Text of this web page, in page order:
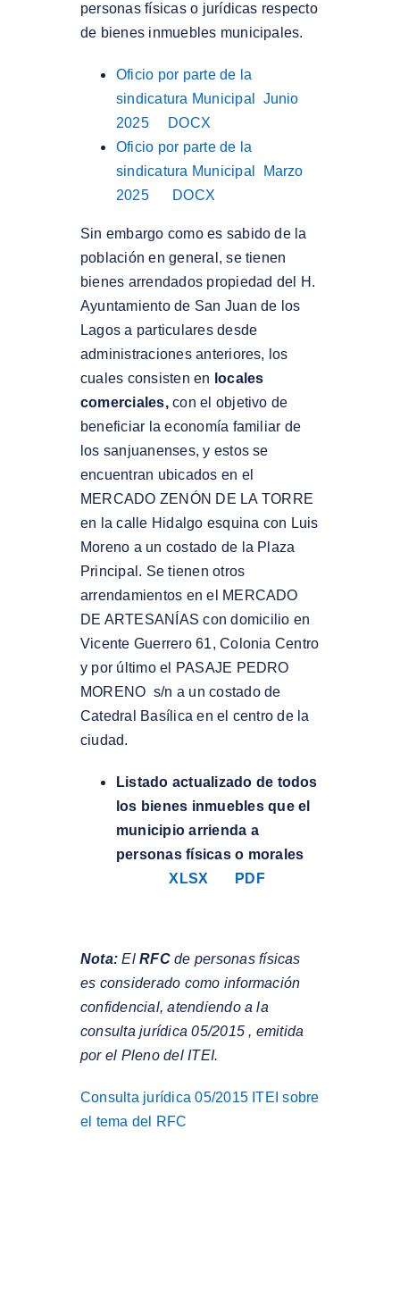
personas físicas o jurídicas respecto
de bienes inmuebles municipales.
Oficio por parte de la
sindicatura Municipal Junio
2025
DOCX
Oficio por parte de la
sindicatura Municipal Marzo
2025
DOCX
Sin embargo como es sabido de la
población en general, se tienen
bienes arrendados propiedad del H.
Ayuntamiento de San Juan de los
Lagos a particulares desde
administraciones anteriores, los
cuales consisten en locales
comerciales,con el objetivo de
beneficiar la economía familiar de
los sanjuanenses, y estos se
encuentran ubicados en el
MERCADO ZENÓN DE LA TORRE
en la calle Hidalgo esquina con Luis
Moreno a un costado de la Plaza
Principal. Se tienen otros
arrendamientos en el MERCADO
DE ARTESANÍAS con domicilio en
Vicente Guerrero 61, Colonia Centro
y por último el PASAJE PEDRO
MORENO s/n a un costado de
Catedral Basílica en el centro de la
ciudad.
Listado actualizado de todos
los bienes inmuebles que el
municipio arrienda a
personas físicas o morales
XLSX
PDF
Nota:ElRFCde personas físicas
es considerado como información
confidencial, atendiendo a la
consulta jurídica 05/2015 , emitida
por el Pleno del ITEI.
Consulta jurídica 05/2015 ITEI sobre
el tema del RFC